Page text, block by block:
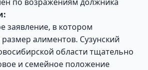
заявление, в котором
алиментов. Сузунский
области тщательно
и семейное положение